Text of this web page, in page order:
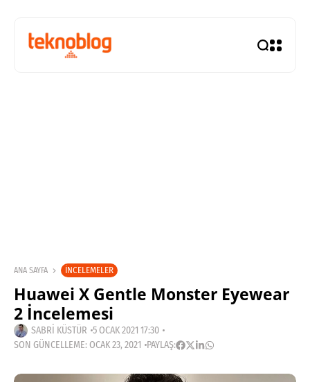
ANA SAYFA İNCELEMELER
Huawei X Gentle Monster Eyewear
2 İncelemesi
SABRI KÜSTÜR 5 OCAK 2021 17:30
SON GÜNCELLEME: OCAK 23, 2021 PAYLAŞ: